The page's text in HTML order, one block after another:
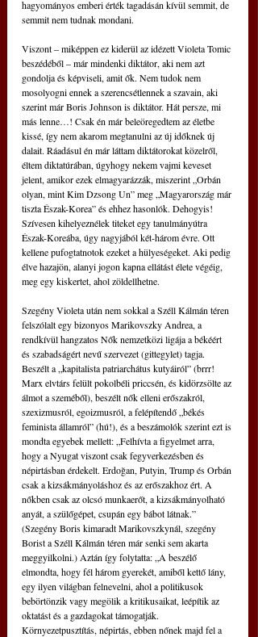
hagyományos emberi érték tagadásán kívül semmit, de
semmit nem tudnak mondani.
Viszont – miképpen ez kiderül az idézett Violeta Tomic
beszédéből – már mindenki diktátor, aki nem azt
gondolja és képviseli, amit ők. Nem tudok nem
mosolyogni ennek a szerencsétlennek a szavain, aki
szerint már Boris Johnson is diktátor. Hát persze, mi
más lenne…! Csak én már beleöregedtem az életbe
kissé, így nem akarom megtanulni az új időknek új
dalait. Ráadásul én már láttam diktátorokat közelről,
éltem diktatúrában, úgyhogy nekem vajmi keveset
jelent, amikor ezek elmagyarázzák, miszerint „Orbán
olyan, mint Kim Dzsong Un” meg „Magyarország már
tiszta Észak-Korea” és ehhez hasonlók. Dehogyis!
Szívesen kihelyeznélek titeket egy tanulmányútra
Észak-Koreába, úgy nagyjából két-három évre. Ott
kellene pufogtatnotok ezeket a hülyeségeket. Aki pedig
élve hazajön, alanyi jogon kapna ellátást élete végéig,
meg egy kiskertet, ahol zöldellhetne.
Szegény Violeta után nem sokkal a Széll Kálmán téren
felszólalt egy bizonyos Marikovszky Andrea, a
rendkívül hangzatos Nők nemzetközi ligája a békéért
és szabadságért nevű szervezet (gittegylet) tagja.
Beszélt a „kapitalista patriarchátus kutyáiról” (brrr!
Marx elvtárs felült pokolbéli priccsén, és kidörzsölte az
álmot a szeméből), beszélt nők elleni erőszakról,
szexizmusról, egoizmusról, a felépítendő „békés
feminista államról” (hú!), és a beszámolók szerint ezt is
mondta egyebek mellett: „Felhívta a figyelmet arra,
hogy a Nyugat viszont csak fegyverkezésben és
népirtásban érdekelt. Erdoğan, Putyin, Trump és Orbán
csak a kizsákmányoláshoz és az erőszakhoz ért. A
nőkben csak az olcsó munkaerőt, a kizsákmányolható
anyát, a szülőgépet, csupán egy bábot látnak.”
(Szegény Boris kimaradt Marikovszkynál, szegény
Borist a Széll Kálmán téren már senki sem akarta
meggyilkolni.) Aztán így folytatta: „A beszélő
elmondta, hogy fél három gyerekét, amiből kettő lány,
egy ilyen világban felnevelni, ahol a politikusok
bebörtönzik vagy megölik a kritikusaikat, leépítik az
oktatást és a gazdagokat támogatják.
Környezetpusztítás, népirtás, ebben nőnek majd fel a